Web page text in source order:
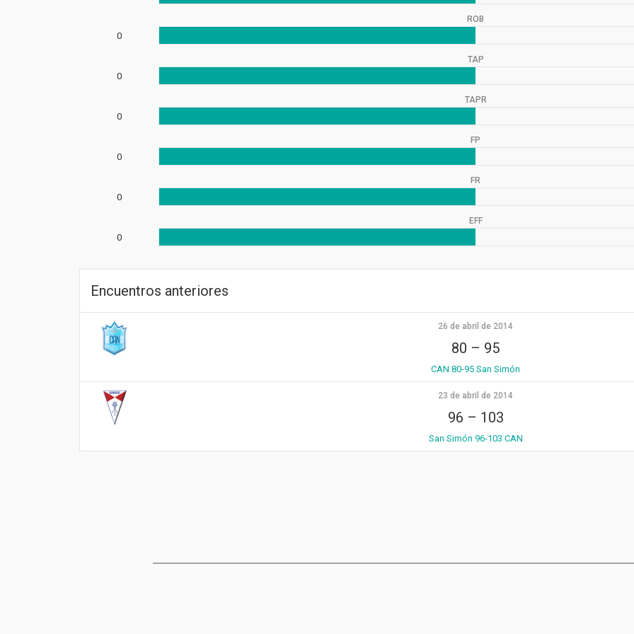
ROB
0
TAP
0
TAPR
0
FP
0
FR
0
EFF
0
Encuentros anteriores
26 de abril de 2014
80 – 95
CAN 80-95 San Simón
23 de abril de 2014
96 – 103
San Simón 96-103 CAN